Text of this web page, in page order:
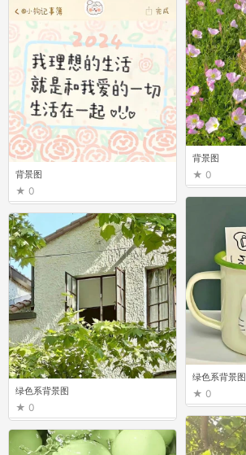
背景图
0
绿色系背景图
0
背景图
0
绿色系背景图
0